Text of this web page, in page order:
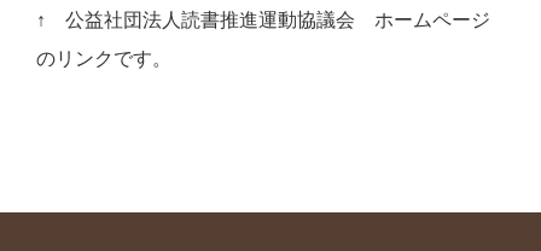
↑ 公益社団法人読書推進運動協議会 ホームページ
のリンクです。